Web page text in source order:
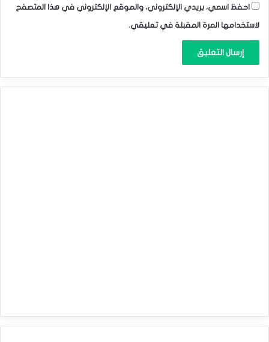
احفظ اسمي، بريدي الإلكتروني، والموقع الإلكتروني في هذا المتصفح
لاستخدامها المرة المقبلة في تعليقي.